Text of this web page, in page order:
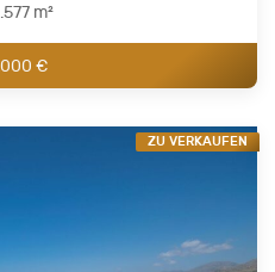
m²
€
ZU VERKAUFEN